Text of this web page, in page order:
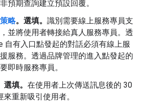
預期查詢建立預設回覆。
略。選填。 識別需要線上服務專員支
並將使用者轉接給真人服務專員。透
自有入口點發起的對話必須有線上服
服務。透過品牌管理的進入點發起的
即時服務專員。
選填。 在使用者上次傳送訊息後的 30
重新吸引使用者。